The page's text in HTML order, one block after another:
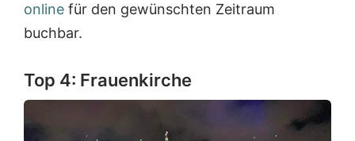
online für den gewünschten Zeitraum
buchbar.
Top 4: Frauenkirche